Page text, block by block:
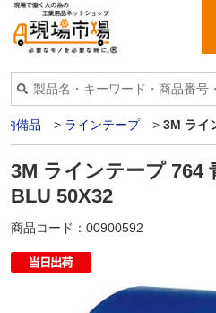
内備品 > ラインテープ > 3M ライ
3M ラインテープ 764
BLU 50X32
商品コード： 00900592